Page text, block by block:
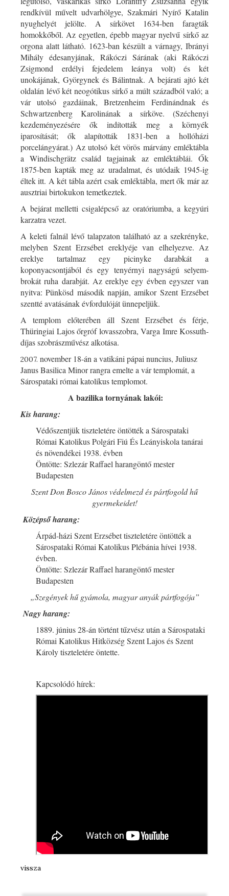
rendkívül művelt udvarhölgye, Szakmári Nyírő Katalin
nyughelyét jelölte. A sírkövet 1634-ben faragták
homokkőből. Az egyetlen, épebb magyar nyelvű sírkő az
orgona alatt látható. 1623-ban készült a várnagy, Ibrányi
Mihály édesanyjának, Rákóczi Sárának (aki Rákóczi
Zsigmond erdélyi fejedelem leánya volt) és két
unokájának, Györgynek és Bálintnak. A bejárati ajtó két
oldalán lévő két neogótikus sírkő a múlt századból való; a
vár utolsó gazdáinak, Bretzenheim Ferdinándnak és
Schwartzenberg Karolinának a sírköve. (Széchenyi
kezdeményezésére ők indították meg a környék
iparosítását; ők alapították 1831-ben a hollóházi
porcelángyárat.) Az utolsó két vörös márvány emléktábla
a Windischgrätz család tagjainak az emléktáblái. Ők
1875-ben kapták meg az uradalmat, és utódaik 1945-ig
éltek itt. A két tábla azért csak emléktábla, mert ők már az
ausztriai birtokukon temetkeztek.
A bejárat melletti csigalépcső az oratóriumba, a kegyúri
karzatra vezet.
A keleti falnál lévő talapzaton található az a szekrényke,
melyben Szent Erzsébet ereklyéje van elhelyezve. Az
ereklye tartalmaz egy picinyke darabkát a
koponyacsontjából és egy tenyérnyi nagyságú selyem-
brokát ruha darabját. Az ereklye egy évben egyszer van
nyitva: Pünkösd második napján, amikor Szent Erzsébet
szentté avatásának évfordulóját ünnepeljük.
A templom előterében áll Szent Erzsébet és férje,
Thüringiai Lajos őrgróf lovasszobra, Varga Imre Kossuth-
díjas szobrászművész alkotása.
2007. november 18-án a vatikáni pápai nuncius, Juliusz
Janus Basilica Minor rangra emelte a vár templomát, a
Sárospataki római katolikus templomot.
A bazilika tornyának lakói:
Kis harang:
Védőszentjük tiszteletére öntötték a Sárospataki
Római Katolikus Polgári Fiú És Leányiskola tanárai
és növendékei 1938. évben
Öntötte: Szlezár Raffael harangöntő mester
Budapesten
Szent Don Bosco János védelmezd és pártfogold hű
gyermekeidet!
Középső harang:
Árpád-házi Szent Erzsébet tiszteletére öntötték a
Sárospataki Római Katolikus Plébánia hívei 1938.
évben.
Öntötte: Szlezár Raffael harangöntő mester
Budapesten
„Szegények hű gyámola, magyar anyák pártfogója”
Nagy harang:
1889. június 28-án történt tűzvész után a Sárospataki
Római Katolikus Hitközség Szent Lajos és Szent
Károly tiszteletére öntette.
Kapcsolódó hírek:
vissza